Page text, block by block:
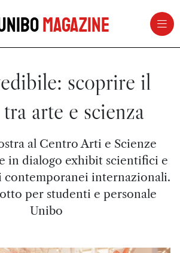
pagina
Magazine
scoprire il
arte e scienza
al Centro Arti e Scienze
in dialogo exhibit scientifici e
contemporanei internazionali.
per studenti e personale
Unibo